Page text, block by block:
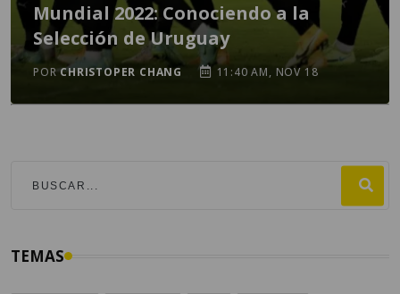
Mundial 2022: Conociendo a la
Selección de Uruguay
PORCHRISTOPER CHANG 11:40 AM, NOV 18
TEMAS